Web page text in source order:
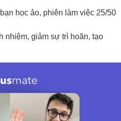
học ảo, phiên làm việc 25/50
nhiệm, giảm sự trì hoãn, tạo